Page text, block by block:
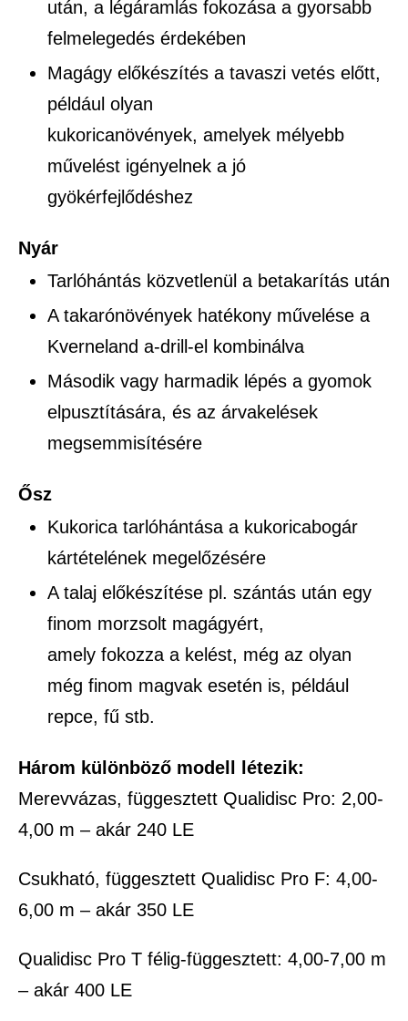
után, a légáramlás fokozása a gyorsabb
felmelegedés érdekében
Magágy előkészítés a tavaszi vetés előtt,
például olyan
kukoricanövények, amelyek mélyebb
művelést igényelnek a jó
gyökérfejlődéshez
Nyár
Tarlóhántás közvetlenül a betakarítás után
A takarónövények hatékony művelése a
Kverneland a-drill-el kombinálva
Második vagy harmadik lépés a gyomok
elpusztítására, és az árvakelések
megsemmisítésére
Ősz
Kukorica tarlóhántása a kukoricabogár
kártételének megelőzésére
A talaj előkészítése pl. szántás után egy
finom morzsolt magágyért,
amely fokozza a kelést, még az olyan
még finom magvak esetén is, például
repce, fű stb.
Három különböző modell létezik:
Merevvázas, függesztett Qualidisc Pro: 2,00-
4,00 m – akár 240 LE
Csukható, függesztett Qualidisc Pro F: 4,00-
6,00 m – akár 350 LE
Qualidisc Pro T félig-függesztett: 4,00-7,00 m
– akár 400 LE